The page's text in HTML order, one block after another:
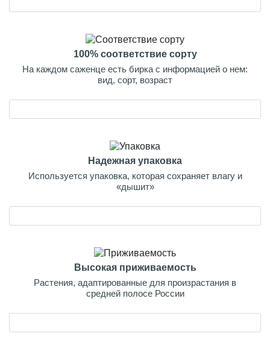
100% соответствие сорту
На каждом саженце есть бирка с информацией о нем:
вид, сорт, возраст
Надежная упаковка
Используется упаковка, которая сохраняет влагу и
«дышит»
Высокая приживаемость
Растения, адаптированные для произрастания в
средней полосе России